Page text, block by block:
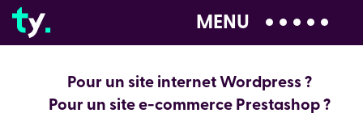
04 28 99 00 80
MENU
Pour un site internet Wordpress ?
Pour un site e-commerce Prestashop ?